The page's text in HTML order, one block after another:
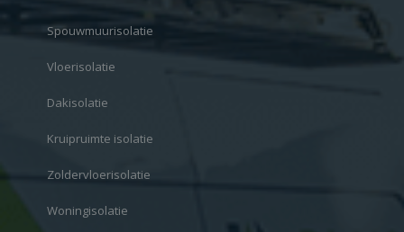
Spouwmuurisolatie
Vloerisolatie
Dakisolatie
Kruipruimte isolatie
Zoldervloerisolatie
Woningisolatie